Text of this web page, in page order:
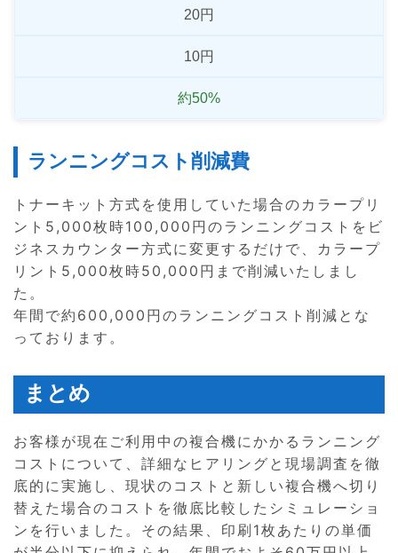
20円
10円
約50%
ランニングコスト削減費
トナーキット方式を使用していた場合のカラープリ
ント5,000枚時100,000円のランニングコストをビ
ジネスカウンター方式に変更するだけで、カラープ
リント5,000枚時50,000円まで削減いたしまし
た。
年間で約600,000円のランニングコスト削減とな
っております。
まとめ
お客様が現在ご利用中の複合機にかかるランニング
コストについて、詳細なヒアリングと現場調査を徹
底的に実施し、現状のコストと新しい複合機へ切り
替えた場合のコストを徹底比較したシミュレーショ
ンを行いました。その結果、印刷1枚あたりの単価